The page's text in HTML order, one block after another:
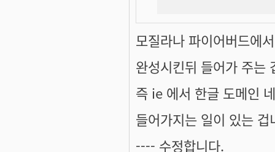
모질라나 파이어버드에
완성시킨뒤 들어가 주는
즉 ie 에서 한글 도메인
들어가지는 일이 있는 겁
---- 수정합니다.